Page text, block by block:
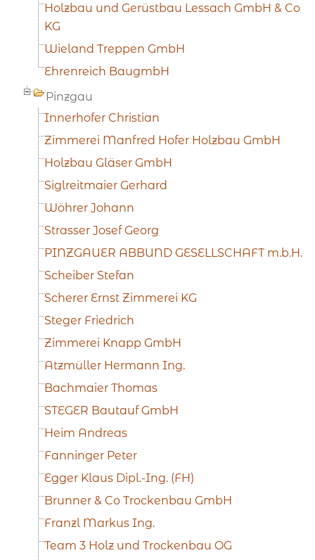
Holzbau und Gerüstbau Lessach GmbH & Co
KG
Wieland Treppen GmbH
Ehrenreich BaugmbH
Pinzgau
Innerhofer Christian
Zimmerei Manfred Hofer Holzbau GmbH
Holzbau Gläser GmbH
Siglreitmaier Gerhard
Wöhrer Johann
Strasser Josef Georg
PINZGAUER ABBUND GESELLSCHAFT m.b.H.
Scheiber Stefan
Scherer Ernst Zimmerei KG
Steger Friedrich
Zimmerei Knapp GmbH
Atzmüller Hermann Ing.
Bachmaier Thomas
STEGER Bautauf GmbH
Heim Andreas
Fanninger Peter
Egger Klaus Dipl.-Ing. (FH)
Brunner & Co Trockenbau GmbH
Franzl Markus Ing.
Team 3 Holz und Trockenbau OG